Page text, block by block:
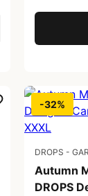
-32%
DROPS -
Autumn
DROPS